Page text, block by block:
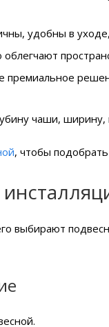
удобны в
чаши, ширину,
, чтобы
выбирают